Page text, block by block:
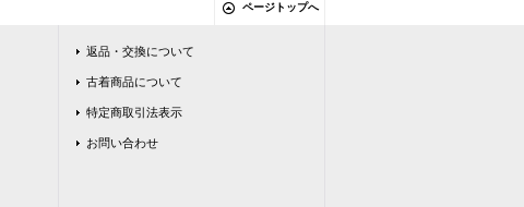
ページトップへ
返品・交換について
古着商品について
特定商取引法表示
お問い合わせ